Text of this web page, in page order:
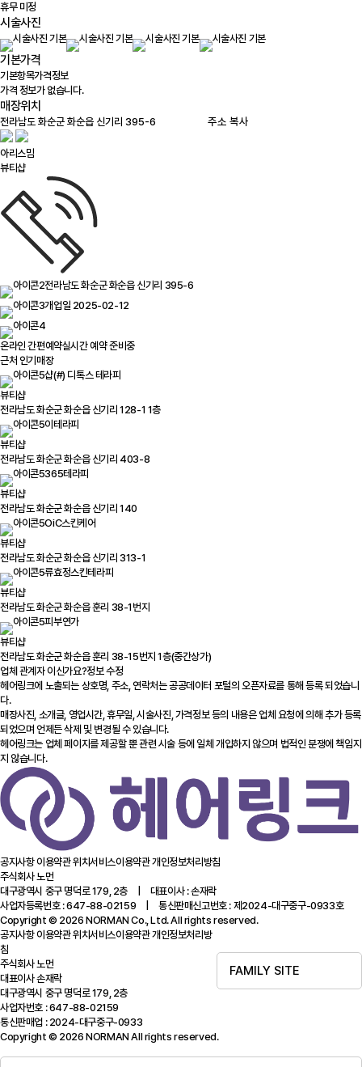
휴무 미정
시술사진
기본가격
기본항목가격정보
가격 정보가 없습니다.
매장위치
주소 복사
아리스밈
뷰티샵
전라남도 화순군 화순읍 신기리 395-6
개업일 2025-02-12
온라인 간편예약실시간 예약 준비중
근처 인기매장
샵(#) 디톡스 테라피
뷰티샵
전라남도 화순군 화순읍 신기리 128-1 1층
이테라피
뷰티샵
전라남도 화순군 화순읍 신기리 403-8
365테라피
뷰티샵
전라남도 화순군 화순읍 신기리 140
OiC스킨케어
뷰티샵
전라남도 화순군 화순읍 신기리 313-1
류효정스킨테라피
뷰티샵
전라남도 화순군 화순읍 훈리 38-1번지
피부연가
뷰티샵
전라남도 화순군 화순읍 훈리 38-15번지 1층(중간상가)
업체 관계자 이신가요?정보 수정
헤어링크에 노출되는 상호명, 주소, 연락처는 공공데이터 포털의 오픈자료를 통해 등록 되었습니
다.
매장사진, 소개글, 영업시간, 휴무일, 시술사진, 가격정보 등의 내용은 업체 요청에 의해 추가 등록
되었으며 언제든 삭제 및 변경될 수 있습니다.
헤어링크는 업체 페이지를 제공할 뿐 관련 시술 등에 일체 개입하지 않으며 법적인 분쟁에 책임지
지 않습니다.
공지사항이용약관위치서비스이용약관개인정보처리방침
주식회사 노먼
대구광역시 중구 명덕로 179, 2층 | 대표이사 : 손재락
사업자등록번호 : 647-88-02159 | 통신판매신고번호 : 제2024-대구중구-0933호
Copyright © 2026 NORMAN Co., Ltd. All rights reserved.
FAMILY SITE
공지사항이용약관위치서비스이용약관개인정보처리방
침
주식회사 노먼
대표이사 손재락
대구광역시 중구 명덕로 179, 2층
사업자번호 : 647-88-02159
통신판매업 : 2024-대구중구-0933
Copyright © 2026 NORMAN All rights reserved.